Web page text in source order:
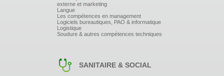
externe et marketing
Langue
Les compétences en management
Logiciels bureautiques, PAO & informatique
Logistique
Soudure & autres compétences techniques
SANITAIRE & SOCIAL